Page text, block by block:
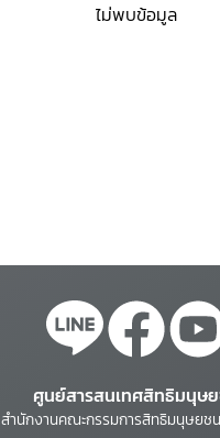
ไม่พบข้อมูล
ศูนย์สารสนเทศสิทธิมนุษ
สำนักงานคณะกรรมการสิทธิมนุษยช